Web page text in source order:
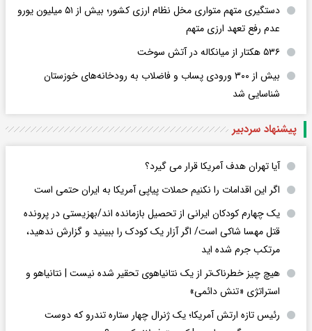
دستگیری متهم متواری مخل نظام ارزی کشور؛ بیش از ۵۱ میلیون یورو
عدم رفع تعهد ارزی متهم
۵۳۶ هکتار از میانکاله در آتش سوخت
بیش از ۳۰۰ ورودی پساب و فاضلاب به رودخانه‌های خوزستان
شناسایی شد
پیشنهاد سردبیر
آیا تهران هدف آمریکا قرار می گیرد؟
اگر این اقدامات را نکنیم حملات پیاپی آمریکا به ایران حتمی است
یک چهارم کودکان ایرانی از تحصیل بازمانده اند/بهزیستی در پرونده
قتل مهسا شاکی است/ اگر آزار یک کودک را ببینید و گزارش ندهید،
مرتکب جرم شده اید
هیچ چیز خطرناک‌تر از یک نتانیاهوی تحقیر شده نیست | نتانیاهو و
استراتژی «تنش دائمی»
رئیس تازه ارتش آمریکا؛ یک ژنرال چهار ستاره تندرو که دوست